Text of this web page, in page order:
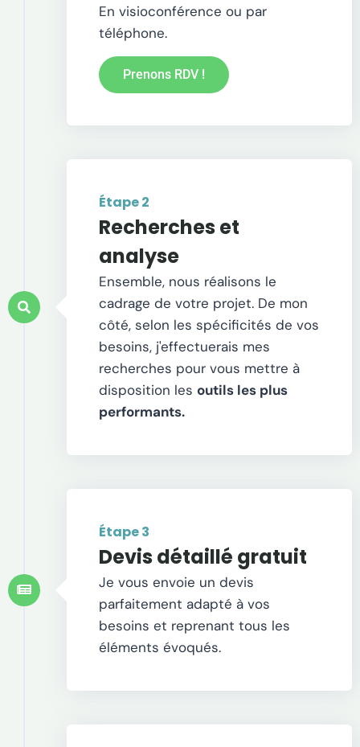
En visioconférence ou par
téléphone.
Prenons RDV !
Étape 2
Recherches et
analyse
Ensemble, nous réalisons le
cadrage de votre projet. De mon
côté, selon les spécificités de vos
besoins, j'effectuerais mes
recherches pour vous mettre à
disposition les outils les plus
performants.
Étape 3
Devis détaillé gratuit
Je vous envoie un devis
parfaitement adapté à vos
besoins et reprenant tous les
éléments évoqués.